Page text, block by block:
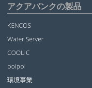
アクアバンクの製品
KENCOS
Water Server
COOLIC
poipoi
環境事業